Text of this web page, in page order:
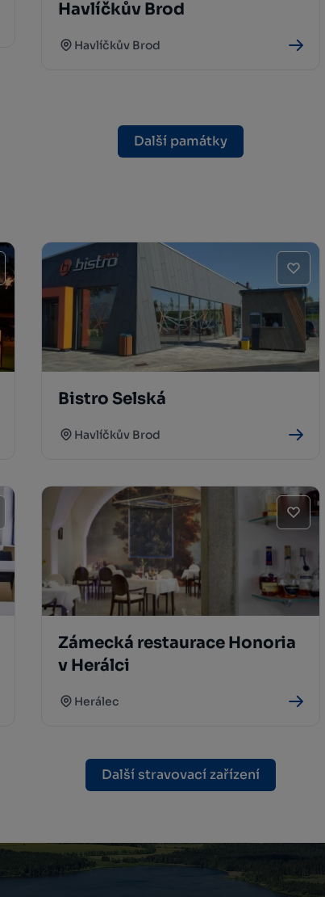
Havlíčkův Brod
Havlíčkův Brod
Další památky
Bistro Selská
Havlíčkův Brod
Zámecká restaurace Honoria
v Herálci
Herálec
Další stravovací zařízení